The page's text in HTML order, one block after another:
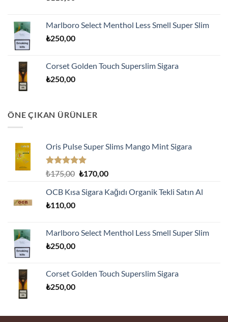
Marlboro Select Menthol Less Smell Super Slim
₺250,00
Corset Golden Touch Superslim Sigara
₺250,00
ÖNE ÇIKAN ÜRÜNLER
Oris Pulse Super Slims Mango Mint Sigara
5 üzerinden
oy
aldı
₺175,00 Orijinal
₺175,00.
₺170,00Şu
fiyat:
OCB Kısa Sigara Kağıdı Organik Tekli Satın Al
₺110,00
Marlboro Select Menthol Less Smell Super Slim
₺250,00
Corset Golden Touch Superslim Sigara
₺250,00